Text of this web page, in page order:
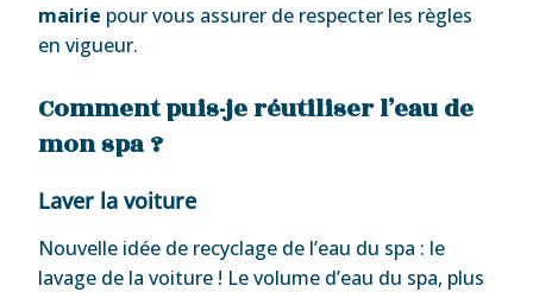
mairie pour vous assurer de respecter les règles
en vigueur.
Comment puis-je réutiliser l’eau de
mon spa ?
Laver la voiture
Nouvelle idée de recyclage de l’eau du spa : le
lavage de la voiture ! Le volume d’eau du spa, plus